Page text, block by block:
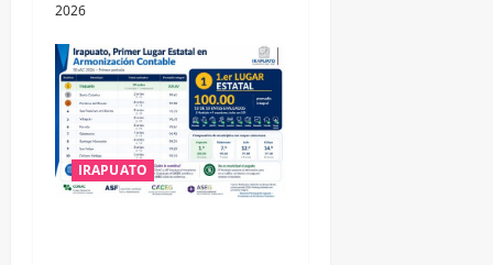
2026
IRAPUATO